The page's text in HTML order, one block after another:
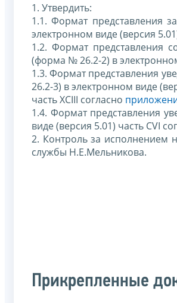
1. Утвердить:
1.1. Формат представления
электронном виде (версия
1.2. Формат представления
(форма № 26.2-2) в
1.3. Формат представления
26.2-3) в электронном виде
часть XCIII согласно
1.4. Формат представления
виде (версия 5.01) часть CVI
2. Контроль за исполнением
службы Н.Е.Мельникова.
Прикрепленные